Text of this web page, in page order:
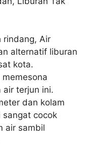
rindang, Air
alternatif liburan
kota.
air terjun ini.
dan kolam
cocok
air sambil